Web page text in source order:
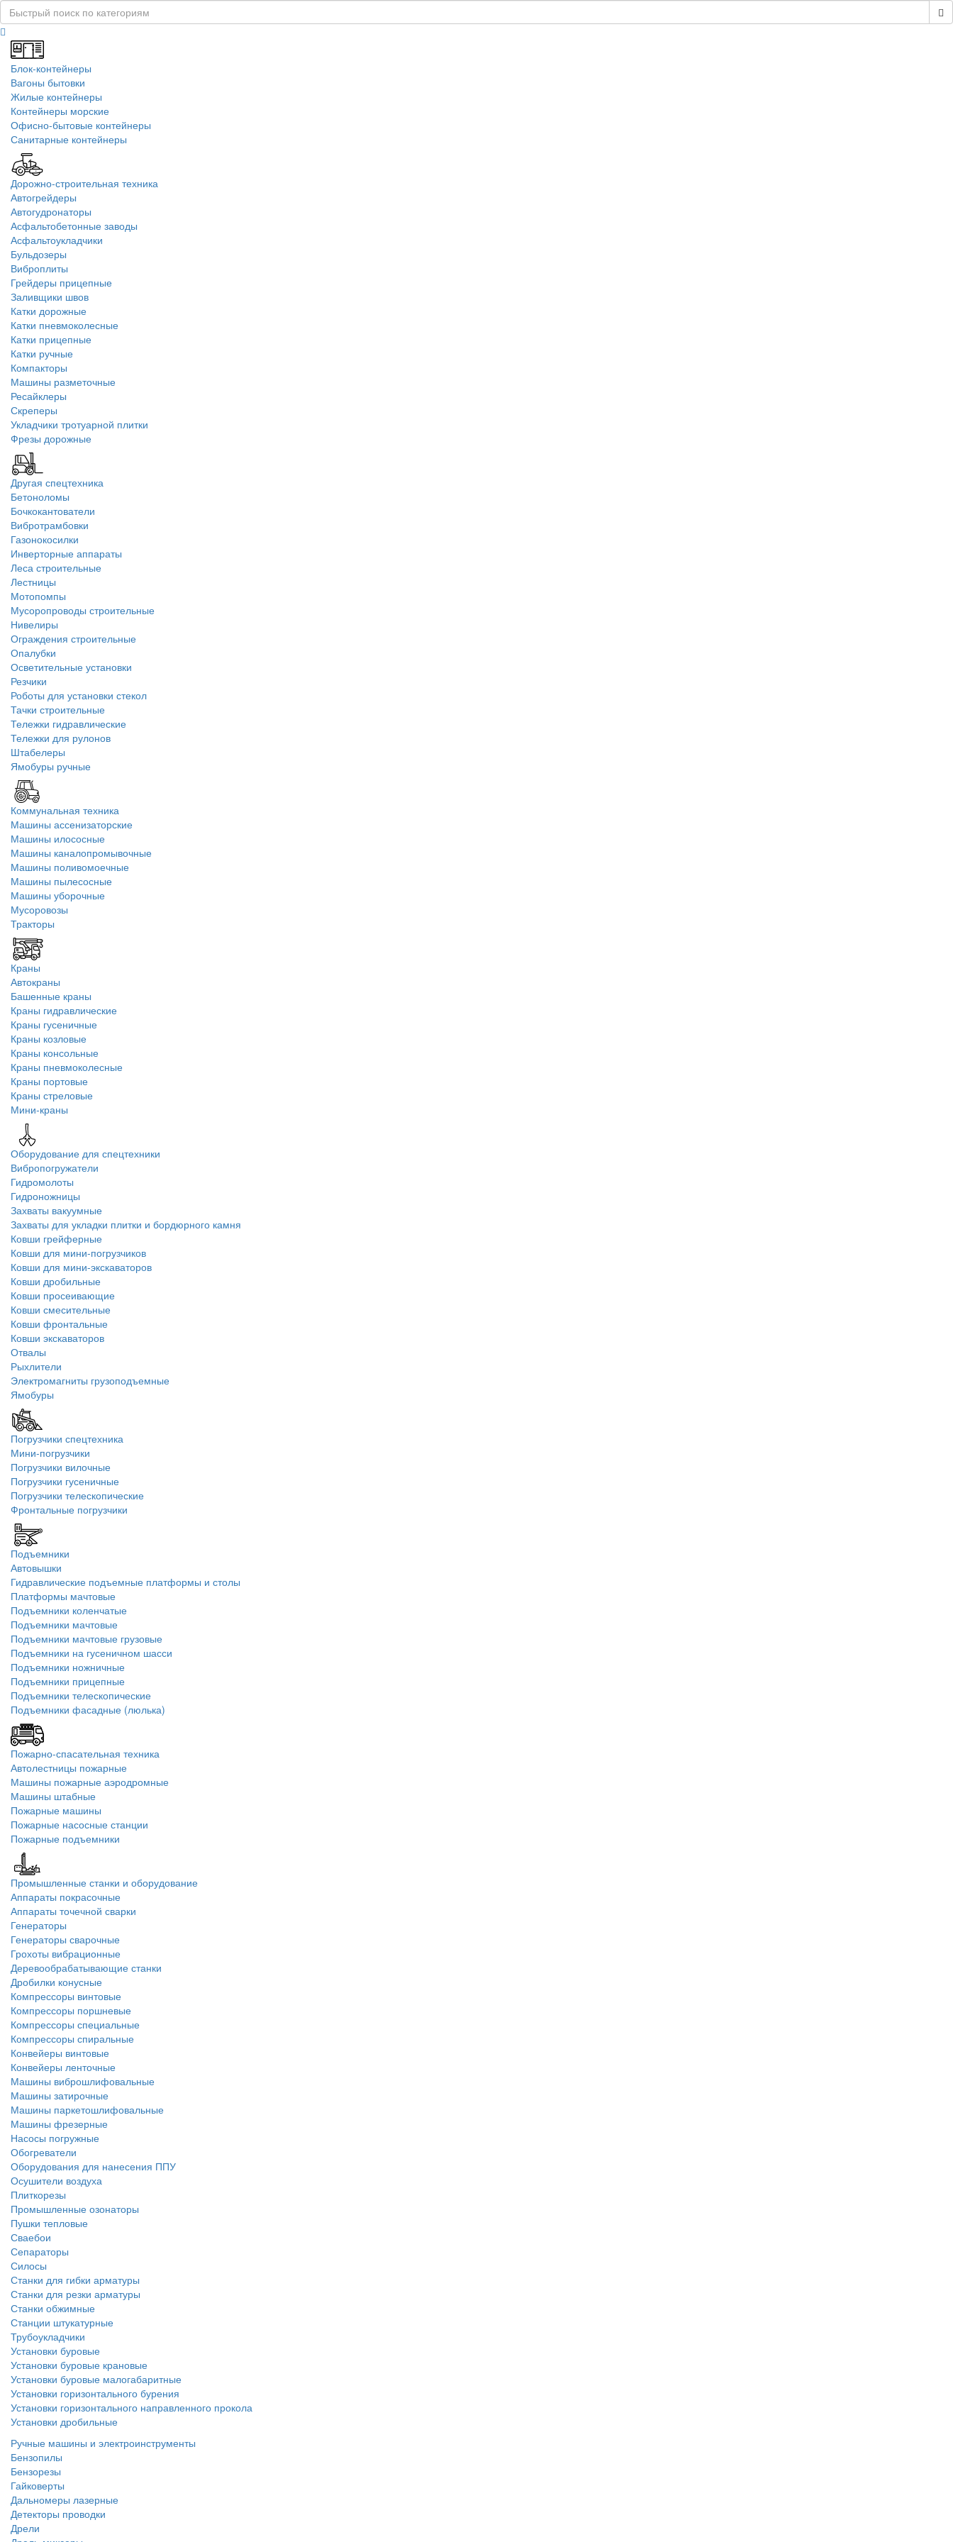
Блок-контейнеры
Вагоны бытовки
Жилые контейнеры
Контейнеры морские
Офисно-бытовые контейнеры
Санитарные контейнеры
Дорожно-строительная техника
Автогрейдеры
Автогудронаторы
Асфальтобетонные заводы
Асфальтоукладчики
Бульдозеры
Виброплиты
Грейдеры прицепные
Заливщики швов
Катки дорожные
Катки пневмоколесные
Катки прицепные
Катки ручные
Компакторы
Машины разметочные
Ресайклеры
Скреперы
Укладчики тротуарной плитки
Фрезы дорожные
Другая спецтехника
Бетоноломы
Бочкокантователи
Вибротрамбовки
Газонокосилки
Инверторные аппараты
Леса строительные
Лестницы
Мотопомпы
Мусоропроводы строительные
Нивелиры
Ограждения строительные
Опалубки
Осветительные установки
Резчики
Роботы для установки стекол
Тачки строительные
Тележки гидравлические
Тележки для рулонов
Штабелеры
Ямобуры ручные
Коммунальная техника
Машины ассенизаторские
Машины илососные
Машины каналопромывочные
Машины поливомоечные
Машины пылесосные
Машины уборочные
Мусоровозы
Тракторы
Краны
Автокраны
Башенные краны
Краны гидравлические
Краны гусеничные
Краны козловые
Краны консольные
Краны пневмоколесные
Краны портовые
Краны стреловые
Мини-краны
Оборудование для спецтехники
Вибропогружатели
Гидромолоты
Гидроножницы
Захваты вакуумные
Захваты для укладки плитки и бордюрного камня
Ковши грейферные
Ковши для мини-погрузчиков
Ковши для мини-экскаваторов
Ковши дробильные
Ковши просеивающие
Ковши смесительные
Ковши фронтальные
Ковши экскаваторов
Отвалы
Рыхлители
Электромагниты грузоподъемные
Ямобуры
Погрузчики спецтехника
Мини-погрузчики
Погрузчики вилочные
Погрузчики гусеничные
Погрузчики телескопические
Фронтальные погрузчики
Подъемники
Автовышки
Гидравлические подъемные платформы и столы
Платформы мачтовые
Подъемники коленчатые
Подъемники мачтовые
Подъемники мачтовые грузовые
Подъемники на гусеничном шасси
Подъемники ножничные
Подъемники прицепные
Подъемники телескопические
Подъемники фасадные (люлька)
Пожарно-спасательная техника
Автолестницы пожарные
Машины пожарные аэродромные
Машины штабные
Пожарные машины
Пожарные насосные станции
Пожарные подъемники
Промышленные станки и оборудование
Аппараты покрасочные
Аппараты точечной сварки
Генераторы
Генераторы сварочные
Грохоты вибрационные
Деревообрабатывающие станки
Дробилки конусные
Компрессоры винтовые
Компрессоры поршневые
Компрессоры специальные
Компрессоры спиральные
Конвейеры винтовые
Конвейеры ленточные
Машины виброшлифовальные
Машины затирочные
Машины паркетошлифовальные
Машины фрезерные
Насосы погружные
Обогреватели
Оборудования для нанесения ППУ
Осушители воздуха
Плиткорезы
Промышленные озонаторы
Пушки тепловые
Сваебои
Сепараторы
Силосы
Станки для гибки арматуры
Станки для резки арматуры
Станки обжимные
Станции штукатурные
Трубоукладчики
Установки буровые
Установки буровые крановые
Установки буровые малогабаритные
Установки горизонтального бурения
Установки горизонтального направленного прокола
Установки дробильные
Ручные машины и электроинструменты
Бензопилы
Бензорезы
Гайковерты
Дальномеры лазерные
Детекторы проводки
Дрели